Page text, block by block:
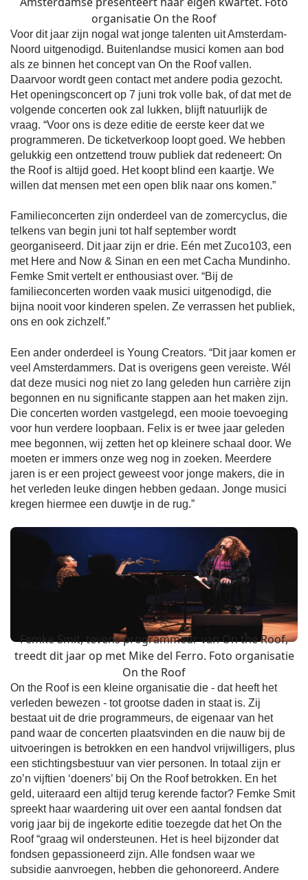
organisatie On the Roof
Voor dit jaar zijn nogal wat jonge talenten uit Amsterdam-
Noord uitgenodigd. Buitenlandse musici komen aan bod
als ze binnen het concept van On the Roof vallen.
Daarvoor wordt geen contact met andere podia gezocht.
Het openingsconcert op 7 juni trok volle bak, of dat met de
volgende concerten ook zal lukken, blijft natuurlijk de
vraag. “Voor ons is deze editie de eerste keer dat we
programmeren. De ticketverkoop loopt goed. We hebben
gelukkig een ontzettend trouw publiek dat redeneert: On
the Roof is altijd goed. Het koopt blind een kaartje. We
willen dat mensen met een open blik naar ons komen.”
Familieconcerten zijn onderdeel van de zomercyclus, die
telkens van begin juni tot half september wordt
georganiseerd. Dit jaar zijn er drie. Eén met Zuco103, een
met Here and Now & Sinan en een met Cacha Mundinho.
Femke Smit vertelt er enthousiast over. “Bij de
familieconcerten worden vaak musici uitgenodigd, die
bijna nooit voor kinderen spelen. Ze verrassen het publiek,
ons en ook zichzelf.”
Een ander onderdeel is Young Creators. “Dit jaar komen er
veel Amsterdammers. Dat is overigens geen vereiste. Wél
dat deze musici nog niet zo lang geleden hun carrière zijn
begonnen en nu significante stappen aan het maken zijn.
Die concerten worden vastgelegd, een mooie toevoeging
voor hun verdere loopbaan. Felix is er twee jaar geleden
mee begonnen, wij zetten het op kleinere schaal door. We
moeten er immers onze weg nog in zoeken. Meerdere
jaren is er een project geweest voor jonge makers, die in
het verleden leuke dingen hebben gedaan. Jonge musici
kregen hiermee een duwtje in de rug.”
Femke Smit, tevens programmeur van On the Roof,
treedt dit jaar op met Mike del Ferro. Foto organisatie
On the Roof
On the Roof is een kleine organisatie die - dat heeft het
verleden bewezen - tot grootse daden in staat is. Zij
bestaat uit de drie programmeurs, de eigenaar van het
pand waar de concerten plaatsvinden en die nauw bij de
uitvoeringen is betrokken en een handvol vrijwilligers, plus
een stichtingsbestuur van vier personen. In totaal zijn er
zo’n vijftien ‘doeners’ bij On the Roof betrokken. En het
geld, uiteraard een altijd terug kerende factor? Femke Smit
spreekt haar waardering uit over een aantal fondsen dat
vorig jaar bij de ingekorte editie toezegde dat het On the
Roof “graag wil ondersteunen. Het is heel bijzonder dat
fondsen gepassioneerd zijn. Alle fondsen waar we
subsidie aanvroegen, hebben die gehonoreerd. Andere